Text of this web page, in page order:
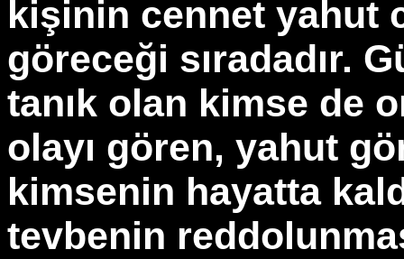
kişinin cennet yahut
göreceği sıradadır.
tanık olan kimse de
olayı gören, yahut
kimsenin hayatta
tevbenin